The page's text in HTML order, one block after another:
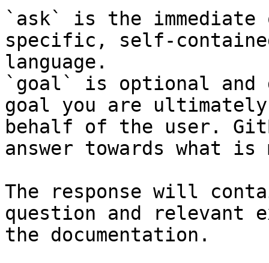
`ask` is the
specific, self-
language.
`goal` is optional and
goal you are
behalf of the user.
answer towards what
The response will
question and relevant
the documentation.